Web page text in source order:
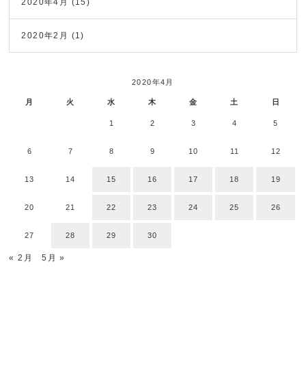
2020年4月 (15)
2020年2月 (1)
2020年4月
月 火 水 木 金 土 日
1 2 3 4 5
6 7 8 9 10 11 12
13 14 15 16 17 18 19
20 21 22 23 24 25 26
27 28 29 30
« 2月 5月 »